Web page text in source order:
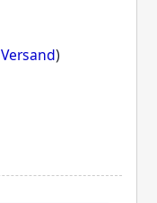
Versand)